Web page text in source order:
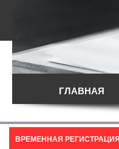
ГЛАВНАЯ
ВРЕМЕННАЯ РЕГИСТРАЦИЯ